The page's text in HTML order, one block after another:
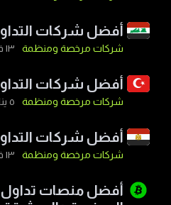
أفضل شركات
شركات مرخصة ومنظمة ١٣ فبراير ٢٠٢٦
أفضل شركات
شركات مرخصة ومنظمة ٥ يناير ٢٠٢٦
أفضل شركات
شركات مرخصة ومنظمة ١٣ فبراير ٢٠٢٦
أفضل منصات تداول